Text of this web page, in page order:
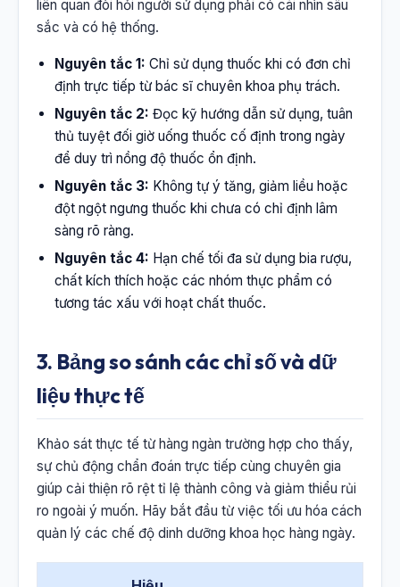
liên quan đòi hỏi người sử dụng phải có cái nhìn sâu
sắc và có hệ thống.
Nguyên tắc 1: Chỉ sử dụng thuốc khi có đơn chỉ
định trực tiếp từ bác sĩ chuyên khoa phụ trách.
Nguyên tắc 2: Đọc kỹ hướng dẫn sử dụng, tuân
thủ tuyệt đối giờ uống thuốc cố định trong ngày
để duy trì nồng độ thuốc ổn định.
Nguyên tắc 3: Không tự ý tăng, giảm liều hoặc
đột ngột ngưng thuốc khi chưa có chỉ định lâm
sàng rõ ràng.
Nguyên tắc 4: Hạn chế tối đa sử dụng bia rượu,
chất kích thích hoặc các nhóm thực phẩm có
tương tác xấu với hoạt chất thuốc.
3. Bảng so sánh các chỉ số và dữ
liệu thực tế
Khảo sát thực tế từ hàng ngàn trường hợp cho thấy,
sự chủ động chẩn đoán trực tiếp cùng chuyên gia
giúp cải thiện rõ rệt tỉ lệ thành công và giảm thiểu rủi
ro ngoài ý muốn. Hãy bắt đầu từ việc tối ưu hóa cách
quản lý các chế độ dinh dưỡng khoa học hàng ngày.